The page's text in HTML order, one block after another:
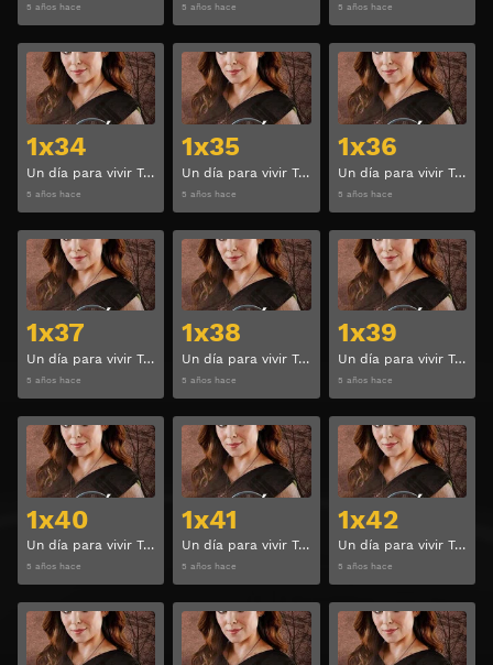
5 años hace 5 años hace 5 años hace
1x34
Un día para vivir Temporada 1 Capitulo 34
5 años hace
Ver
1x35
Un día para vivir Temporada 1 Capitulo 35
5 años hace
Ver
1x36
Un día para vivir Temporada 1 Capitulo 36
5 años hace
1x37
Un día para vivir Temporada 1 Capitulo 37
5 años hace
Ver
1x38
Un día para vivir Temporada 1 Capitulo 38
5 años hace
Ver
1x39
Un día para vivir Temporada 1 Capitulo 39
5 años hace
1x40
Un día para vivir Temporada 1 Capitulo 40
5 años hace
Ver
1x41
Un día para vivir Temporada 1 Capitulo 41
5 años hace
Ver
1x42
Un día para vivir Temporada 1 Capitulo 42
5 años hace
Ver Ver